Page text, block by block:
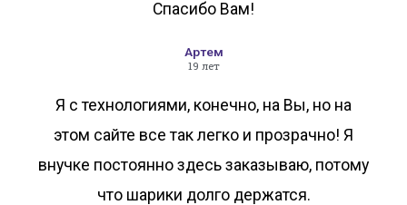
Спасибо Вам!
Артем
19 лет
Я с технологиями, конечно, на Вы, но на
этом сайте все так легко и прозрачно! Я
внучке постоянно здесь заказываю, потому
что шарики долго держатся.